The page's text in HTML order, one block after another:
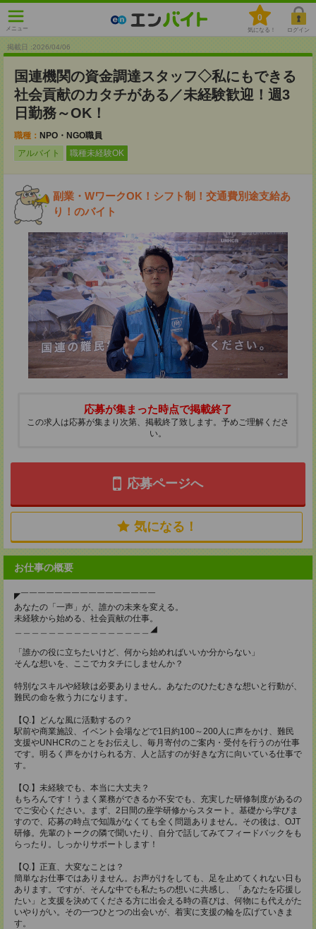
メニュー
0
気になる！ ログイン
掲載日 :2026/04/06
国連機関の資金調達スタッフ◇私にもできる
社会貢献のカタチがある／未経験歓迎！週3
日勤務～OK！
職種： NPO・NGO職員
アルバイト
職種未経験OK
副業・WワークOK！シフト制！交通費別途支給あ
り！のバイト
応募が集まった時点で掲載終了
この求人は応募が集まり次第、掲載終了致します。予めご理解くださ
い。
応募ページへ
気になる！
お仕事の概要
◤￣￣￣￣￣￣￣￣￣￣￣￣￣￣￣￣
あなたの「一声」が、誰かの未来を変える。
未経験から始める、社会貢献の仕事。
＿＿＿＿＿＿＿＿＿＿＿＿＿＿＿＿◢
「誰かの役に立ちたいけど、何から始めればいいか分からない」
そんな想いを、ここでカタチにしませんか？
特別なスキルや経験は必要ありません。あなたのひたむきな想いと行動が、
難民の命を救う力になります。
【Q.】どんな風に活動するの？
駅前や商業施設、イベント会場などで1日約100～200人に声をかけ、難民
支援やUNHCRのことをお伝えし、毎月寄付のご案内・受付を行うのが仕事
です。明るく声をかけられる方、人と話すのが好きな方に向いている仕事で
す。
【Q.】未経験でも、本当に大丈夫？
もちろんです！うまく業務ができるか不安でも、充実した研修制度があるの
でご安心ください。​まず、2日間の座学研修からスタート。基礎から学びま
すので、応募の時点で知識がなくても全く問題ありません。その後は、OJT
研修。先輩のトークの隣で聞いたり、自分で話してみてフィードバックをも
らったり。しっかりサポートします！
【Q.】正直、大変なことは？
簡単なお仕事ではありません。お声がけをしても、足を止めてくれない日も
あります。ですが、そんな中でも私たちの想いに共感し、「あなたを応援し
たい」と支援を決めてくださる方に出会える時の喜びは、何物にも代えがた
いやりがい。その一つひとつの出会いが、着実に支援の輪を広げていきま
す。